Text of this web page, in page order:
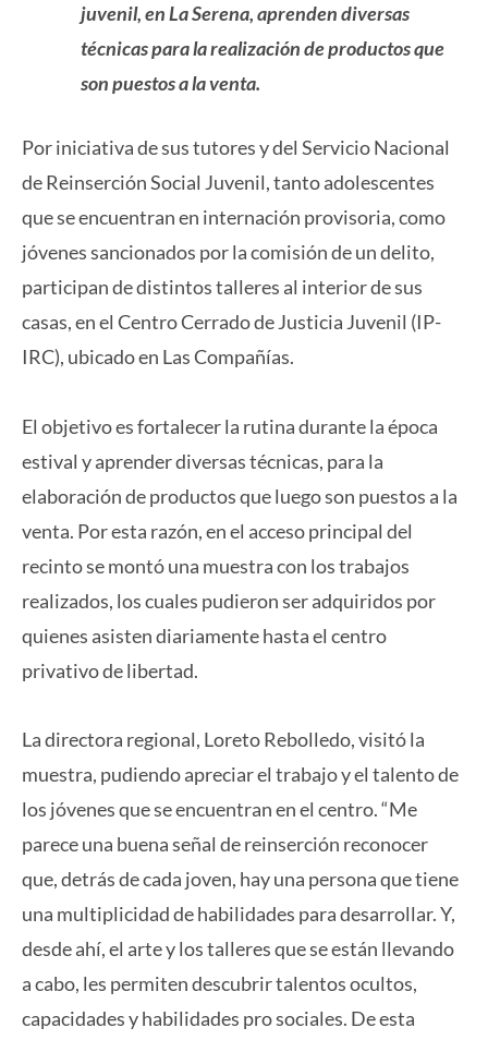
juvenil, en La Serena, aprenden diversas
técnicas para la realización de productos que
son puestos a la venta.
Por iniciativa de sus tutores y del Servicio Nacional
de Reinserción Social Juvenil, tanto adolescentes
que se encuentran en internación provisoria, como
jóvenes sancionados por la comisión de un delito,
participan de distintos talleres al interior de sus
casas, en el Centro Cerrado de Justicia Juvenil (IP-
IRC), ubicado en Las Compañías.
El objetivo es fortalecer la rutina durante la época
estival y aprender diversas técnicas, para la
elaboración de productos que luego son puestos a la
venta. Por esta razón, en el acceso principal del
recinto se montó una muestra con los trabajos
realizados, los cuales pudieron ser adquiridos por
quienes asisten diariamente hasta el centro
privativo de libertad.
La directora regional, Loreto Rebolledo, visitó la
muestra, pudiendo apreciar el trabajo y el talento de
los jóvenes que se encuentran en el centro. “Me
parece una buena señal de reinserción reconocer
que, detrás de cada joven, hay una persona que tiene
una multiplicidad de habilidades para desarrollar. Y,
desde ahí, el arte y los talleres que se están llevando
a cabo, les permiten descubrir talentos ocultos,
capacidades y habilidades pro sociales. De esta